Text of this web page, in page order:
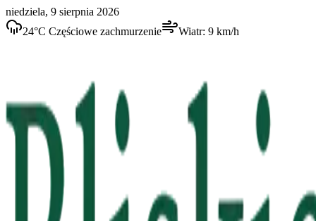
niedziela, 9 sierpnia 2026
24°C Częściowe zachmurzenie Wiatr: 9 km/h